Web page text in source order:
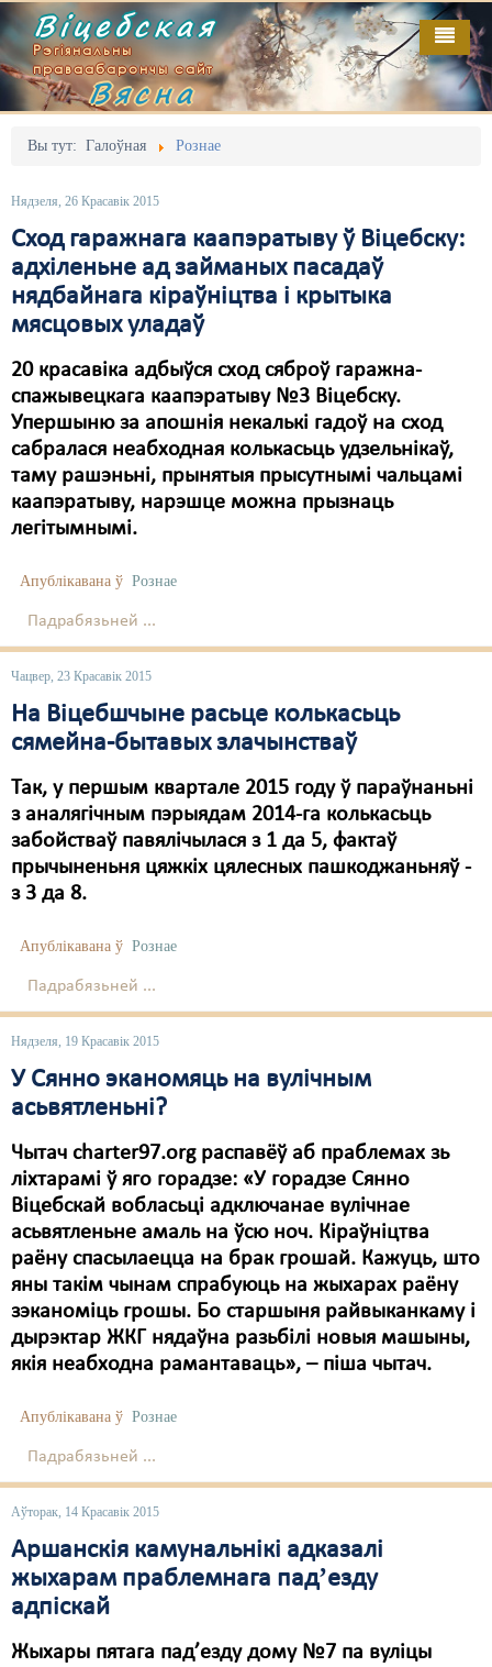
Віцебская
Рэгіянальны
праваабарончы сайт
Вясна
Вы тут: Галоўная Рознае
Нядзеля, 26 Красавік 2015
Сход гаражнага каапэратыву ў Віцебску:
адхіленьне ад займаных пасадаў
нядбайнага кіраўніцтва і крытыка
мясцовых уладаў
20 красавіка адбыўся сход сяброў гаражна-
спажывецкага каапэратыву №3 Віцебску.
Упершыню за апошнія некалькі гадоў на сход
сабралася неабходная колькасьць удзельнікаў,
таму рашэньні, прынятыя прысутнымі чальцамі
каапэратыву, нарэшце можна прызнаць
легітымнымі.
Апублікавана ў Рознае
Падрабязьней ...
Чацвер, 23 Красавік 2015
На Віцебшчыне расьце колькасьць
сямейна-бытавых злачынстваў
Так, у першым квартале 2015 году ў параўнаньні
з аналягічным пэрыядам 2014-га колькасьць
забойстваў павялічылася з 1 да 5, фактаў
прычыненьня цяжкіх цялесных пашкоджаньняў -
з 3 да 8.
Апублікавана ў Рознае
Падрабязьней ...
Нядзеля, 19 Красавік 2015
У Сянно эканомяць на вулічным
асьвятленьні?
Чытач charter97.org распавёў аб праблемах зь
ліхтарамі ў яго горадзе: «У горадзе Сянно
Віцебскай вобласьці адключанае вулічнае
асьвятленьне амаль на ўсю ноч. Кіраўніцтва
раёну спасылаецца на брак грошай. Кажуць, што
яны такім чынам спрабуюць на жыхарах раёну
зэканоміць грошы. Бо старшыня райвыканкаму і
дырэктар ЖКГ нядаўна разьбілі новыя машыны,
якія неабходна рамантаваць», – піша чытач.
Апублікавана ў Рознае
Падрабязьней ...
Аўторак, 14 Красавік 2015
Аршанскія камунальнікі адказалі
жыхарам праблемнага падʼезду
адпіскай
Жыхары пятага пад’езду дому №7 па вуліцы
Галоўная
Адміністрацыйны перасьлед
Безбар'ернае асяродзьдзе
Выбары
Грамадзянскія ініцыятывы
Дзяржава
Дыскрымінацыя
Затрыманьні
Карная псыхіятрыя
КПЧ ААН
Культурныя правы
ЛПП
Мігранты
Мірныя сходы
Праваабаронцы
Правы дзіцяці
Пэнітэнцыярная сыстэма
Рознае
Свабода слова
Свабода сумленьня
Суд
Сьмяротнае пакараньне
Экалёгія
Правы працоўных
Сацыяльныя правы
Выданьні
Кантакт
Пра нас
RSS